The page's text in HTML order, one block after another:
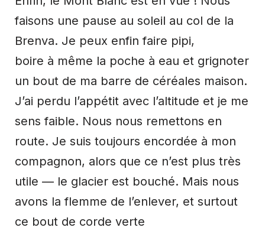
faisons une pause au soleil au col de la
Brenva. Je peux enfin faire pipi,
boire à même la poche à eau et grignoter
un bout de ma barre de céréales maison.
J’ai perdu l’appétit avec l’altitude et je me
sens faible. Nous nous remettons en
route. Je suis toujours encordée à mon
compagnon, alors que ce n’est plus très
utile — le glacier est bouché. Mais nous
avons la flemme de l’enlever, et surtout
ce bout de corde verte